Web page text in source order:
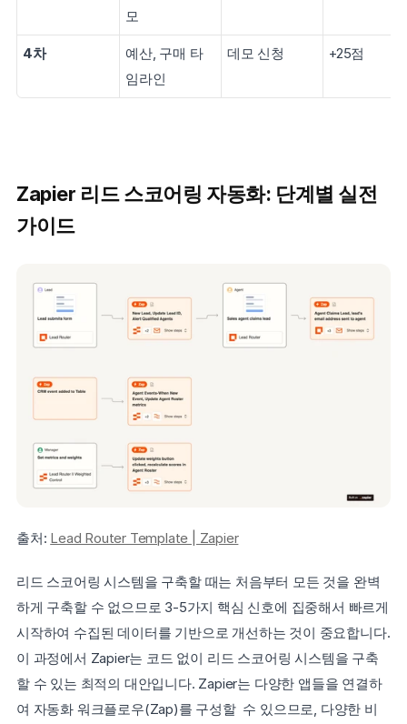
모
4차
예산, 구매 타
임라인
데모 신청 +25점
Zapier 리드 스코어링 자동화: 단계별 실전
가이드
출처: Lead Router Template | Zapier
리드 스코어링 시스템을 구축할 때는 처음부터 모든 것을 완벽
하게 구축할 수 없으므로 3-5가지 핵심 신호에 집중해서 빠르게
시작하여 수집된 데이터를 기반으로 개선하는 것이 중요합니다.
이 과정에서 Zapier는 코드 없이 리드 스코어링 시스템을 구축
할 수 있는 최적의 대안입니다. Zapier는 다양한 앱들을 연결하
여 자동화 워크플로우(Zap)를 구성할  수 있으므로, 다양한 비